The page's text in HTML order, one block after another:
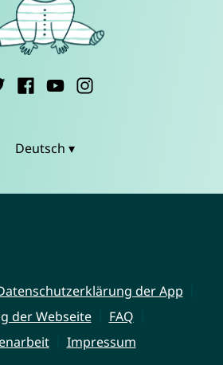
Deutsch ▾
der App
der Webseite
FAQ
Impressum